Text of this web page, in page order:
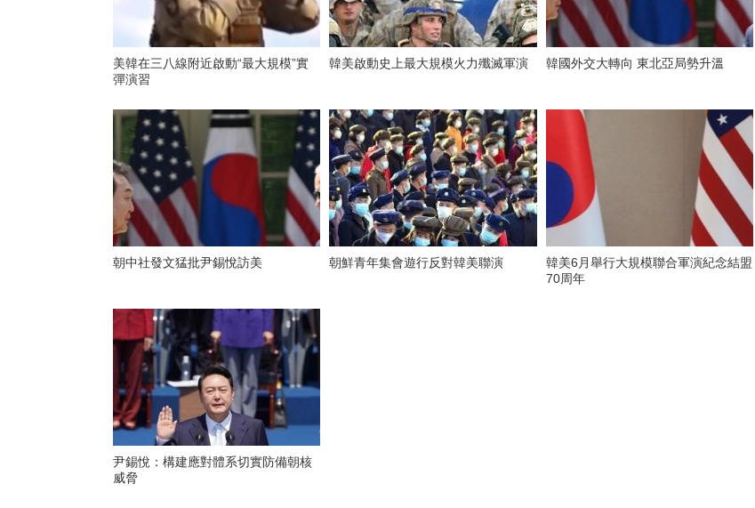
美韓在三八線附近啟動“最大規模”實
彈演習
韓美啟動史上最大規模火力殲滅軍演 韓國外交大轉向 東北亞局勢升溫
朝中社發文猛批尹錫悅訪美 朝鮮青年集會遊行反對韓美聯演
韓美6月舉行大規模聯合軍演紀念結盟
70周年
尹錫悅：構建應對體系切實防備朝核
威脅